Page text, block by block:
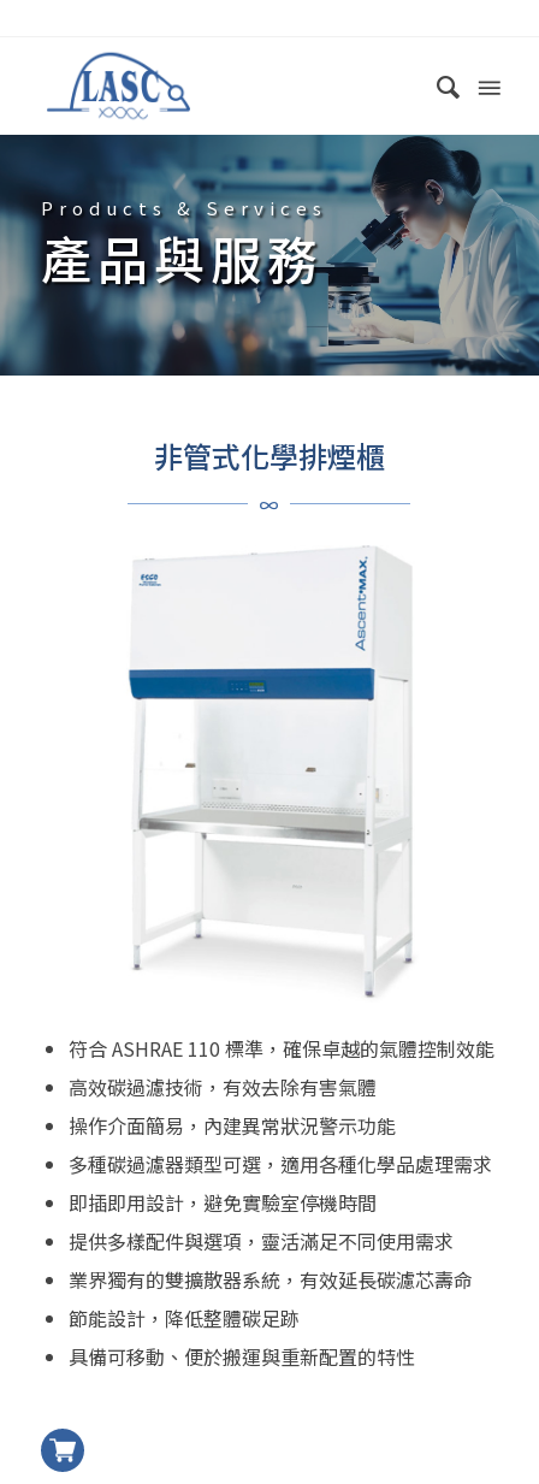
Products & Services
產品與服務
非管式化學排煙櫃
符合 ASHRAE 110 標準，確保卓越的氣體控制效能
高效碳過濾技術，有效去除有害氣體
操作介面簡易，內建異常狀況警示功能
多種碳過濾器類型可選，適用各種化學品處理需求
即插即用設計，避免實驗室停機時間
提供多樣配件與選項，靈活滿足不同使用需求
業界獨有的雙擴散器系統，有效延長碳濾芯壽命
節能設計，降低整體碳足跡
具備可移動、便於搬運與重新配置的特性